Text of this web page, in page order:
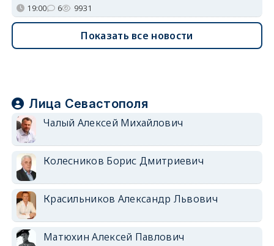
19:00 6 9931
Показать все новости
Лица Севастополя
Чалый Алексей Михайлович
Колесников Борис Дмитриевич
Красильников Александр Львович
Матюхин Алексей Павлович